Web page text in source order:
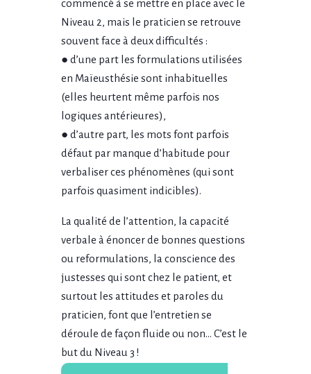
commencé à se mettre en place avec le
Niveau 2, mais le praticien se retrouve
souvent face à deux difficultés :
● d’une part les formulations utilisées
en Maïeusthésie sont inhabituelles
(elles heurtent même parfois nos
logiques antérieures),
● d’autre part, les mots font parfois
défaut par manque d’habitude pour
verbaliser ces phénomènes (qui sont
parfois quasiment indicibles).
La qualité de l’attention, la capacité
verbale à énoncer de bonnes questions
ou reformulations, la conscience des
justesses qui sont chez le patient, et
surtout les attitudes et paroles du
praticien, font que l’entretien se
déroule de façon fluide ou non… C’est le
but du Niveau 3 !